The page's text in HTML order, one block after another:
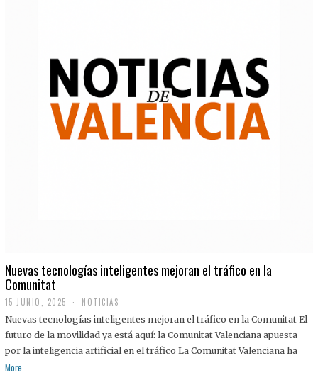
Nuevas tecnologías inteligentes mejoran el tráfico en la
Comunitat
15 JUNIO, 2025 NOTICIAS
Nuevas tecnologías inteligentes mejoran el tráfico en la Comunitat El
futuro de la movilidad ya está aquí: la Comunitat Valenciana apuesta
por la inteligencia artificial en el tráfico La Comunitat Valenciana ha
More